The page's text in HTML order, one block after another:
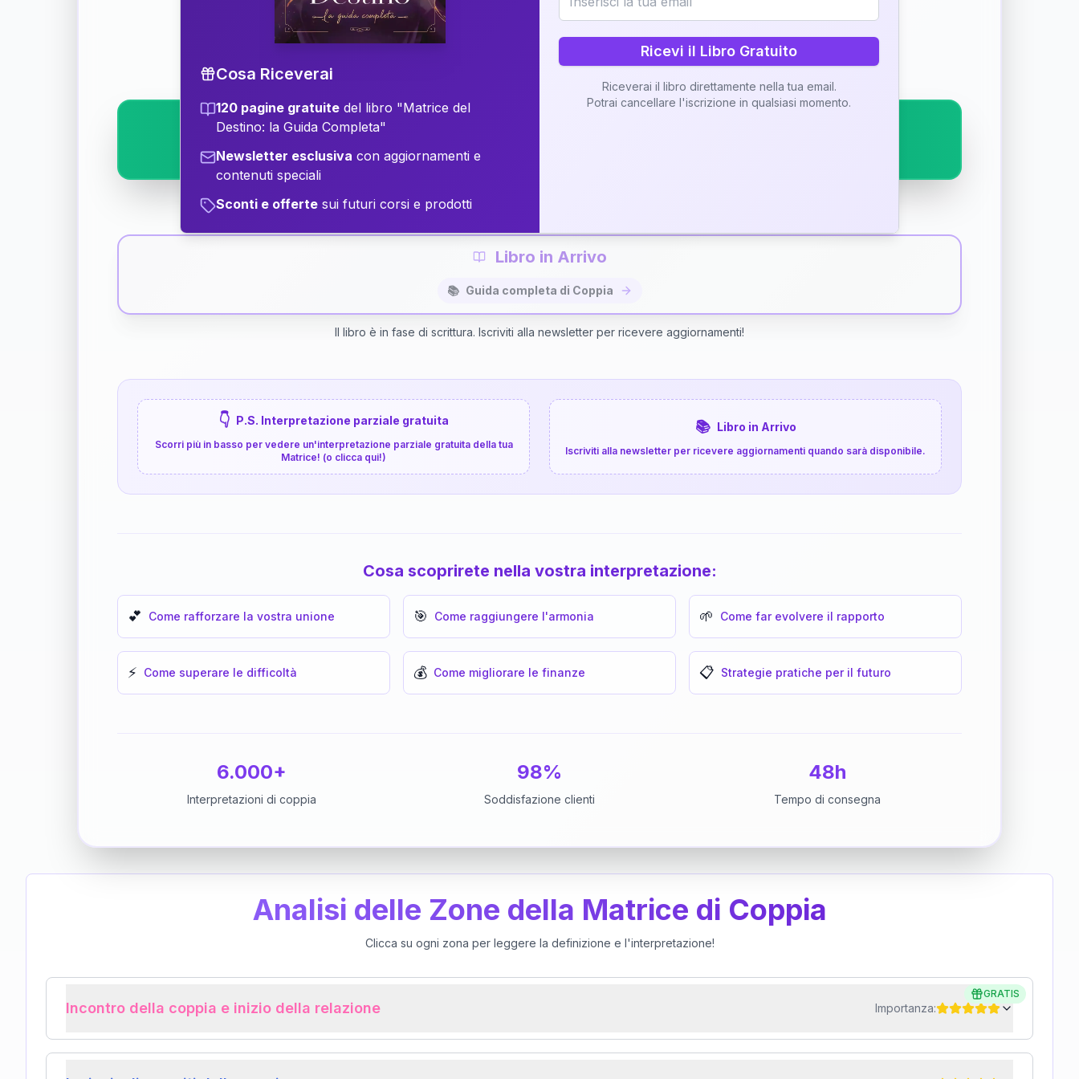
Scopri il significato della vostra Matrice di Coppia attraverso una nostra interpretazione
✨ Interpretazione personalizzata
⚡
Libro in Arrivo
📚 Guida completa di Coppia
Il libro è in fase di scrittura. Iscriviti alla newsletter per ricevere aggiornamenti!
👇 P.S. Interpretazione parziale gratuita
Scorri più in basso per vedere un'interpretazione parziale gratuita della tua
Matrice! (o clicca qui!)
📚 Libro in Arrivo
Iscriviti alla newsletter per ricevere aggiornamenti quando sarà disponibile.
Cosa scoprirete nella vostra interpretazione:
💕 Come rafforzare la vostra unione 🎯 Come raggiungere l'armonia 🌱 Come far evolvere il rapporto
⚡ Come superare le difficoltà 💰 Come migliorare le finanze 📋 Strategie pratiche per il futuro
6.000+
Interpretazioni di coppia
98%
Soddisfazione clienti
48h
Tempo di consegna
Analisi delle Zone della Matrice di Coppia
Clicca su ogni zona per leggere la definizione e l'interpretazione!
GRATIS
Incontro della coppia e inizio della relazione Importanza:
Cosa Riceverai
120 pagine gratuite del libro "Matrice del
Destino: la Guida Completa"
Newsletter esclusiva con aggiornamenti e
contenuti speciali
Sconti e offerte sui futuri corsi e prodotti
Ricevi il Libro Gratuito
Riceverai il libro direttamente nella tua email.
Potrai cancellare l'iscrizione in qualsiasi momento.